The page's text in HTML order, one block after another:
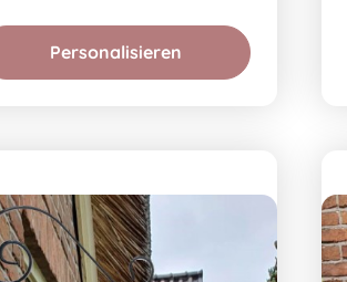
Personalisieren